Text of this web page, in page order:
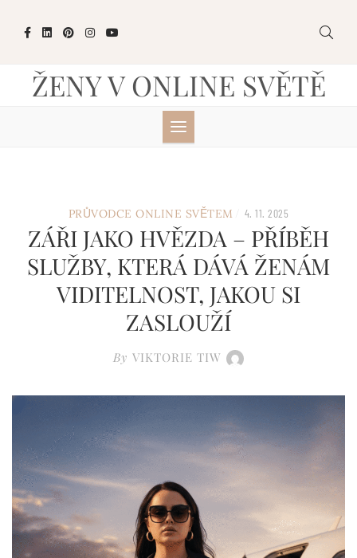
ŽENY V ONLINE SVĚTĚ
PRŮVODCE ONLINE SVĚTEM 4. 11. 2025
ZÁŘI JAKO HVĚZDA – PŘÍBĚH
SLUŽBY, KTERÁ DÁVÁ ŽENÁM
VIDITELNOST, JAKOU SI
ZASLOUŽÍ
By VIKTORIE TIW